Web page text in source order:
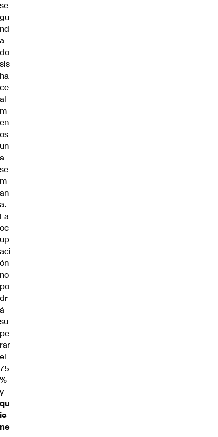
se
gu
nd
a
do
sis
ha
ce
al
m
en
os
un
a
se
m
an
a.
La
oc
up
aci
ón
no
po
dr
á
su
pe
rar
el
75
%
y
qu
ie
ne